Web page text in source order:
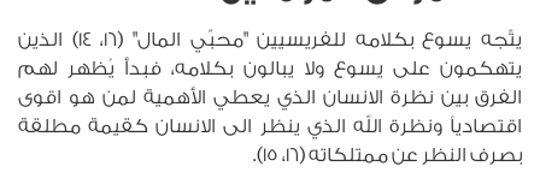
يتّجه يسوع بكلامه للفريسيين "محبّي المال" (16، 14) الذين
يتهكمون على يسوع ولا يبالون بكلامه، فبدأ يُظهر لهم
الفرق بين نظرة الانسان الذي يعطي الأهمية لمن هو اقوى
اقتصادياً ونظرة الله الذي ينظر الى الانسان كقيمة مطلقة
بصرف النظر عن ممتلكاته (16، 15).